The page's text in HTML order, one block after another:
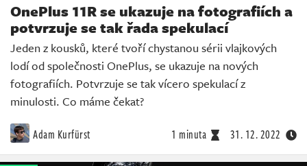
OnePlus 11R se ukazuje na fotografiích a
potvrzuje se tak řada spekulací
Jeden z kousků, které tvoří chystanou sérii vlajkových
lodí od společnosti OnePlus, se ukazuje na nových
fotografiích. Potvrzuje se tak vícero spekulací z
minulosti. Co máme čekat?
Adam Kurfürst 1 minuta 31. 12. 2022